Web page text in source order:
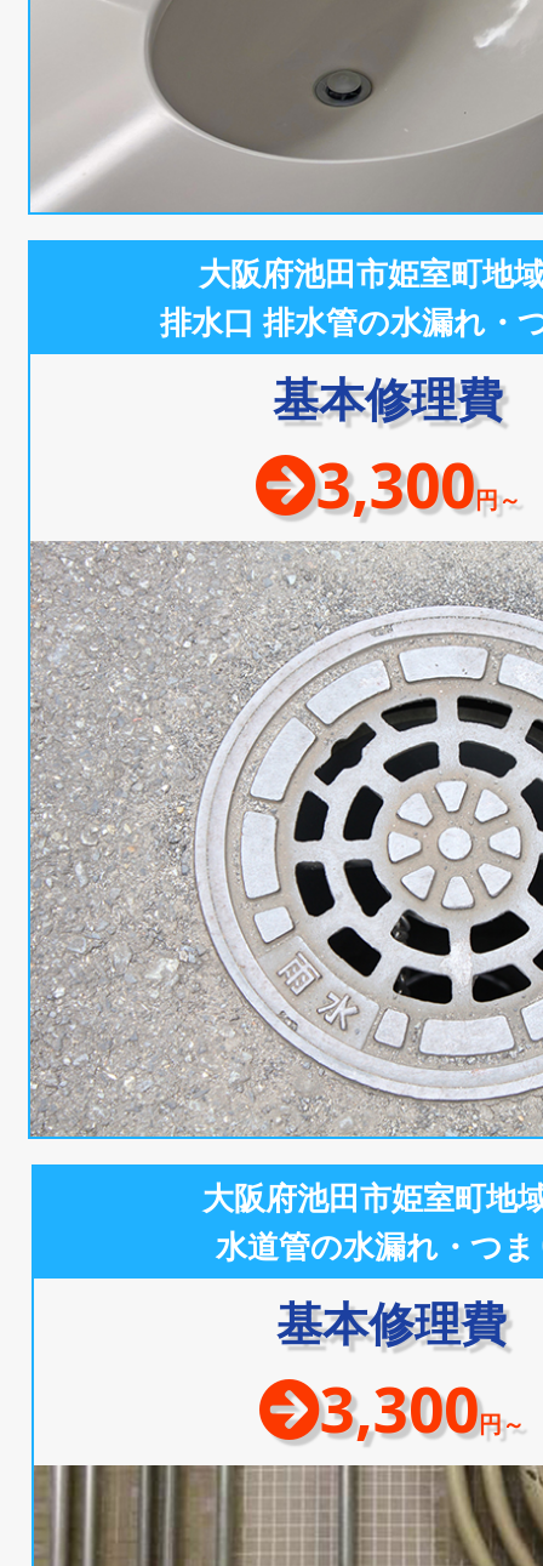
大阪府池田市姫室町地
排水口 排水管の水漏れ・
基本修理費
3,300円～
大阪府池田市姫室町地
水道管の水漏れ・つ
基本修理費
3,300円～